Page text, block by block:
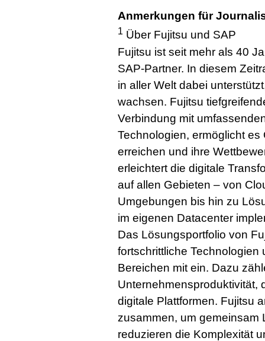
Anmerkungen für
1 Über Fujitsu und SAP
Fujitsu ist seit mehr als 40
SAP-Partner. In diesem
in aller Welt dabei
wachsen. Fujitsu
Verbindung mit
Technologien, ermöglicht
erreichen und ihre
erleichtert die digitale
auf allen Gebieten – von
Umgebungen bis hin zu
im eigenen Datacenter
Das Lösungsportfolio von
fortschrittliche
Bereichen mit ein. Dazu
Unternehmensproduktivität,
digitale Plattformen. Fujitsu
zusammen, um gemeinsam
reduzieren die Komplexität